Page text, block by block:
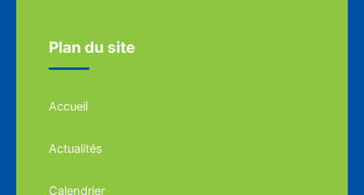
Plan du site
Accueil
Actualités
Calendrier